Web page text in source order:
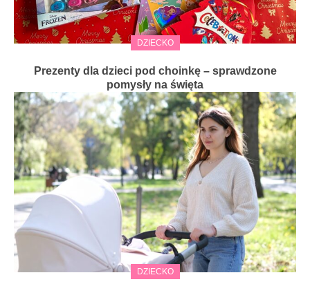
DZIECKO
Prezenty dla dzieci pod choinkę – sprawdzone
pomysły na święta
DZIECKO